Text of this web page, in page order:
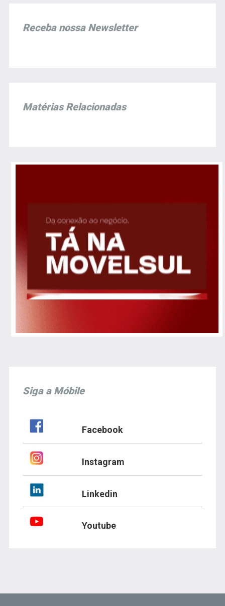
Receba nossa Newsletter
Matérias Relacionadas
Siga a Móbile
Facebook
Instagram
Linkedin
Youtube